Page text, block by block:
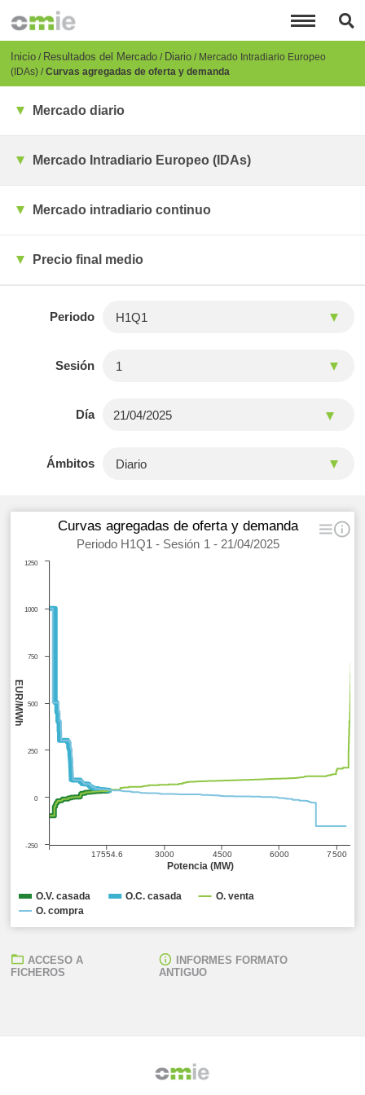
principal
Breadcrumb
Inicio Resultados del Mercado Diario Mercado Intradiario Europeo
(IDAs) Curvas agregadas de oferta y demanda
Mercado diario
Mercado Intradiario Europeo (IDAs)
Mercado intradiario continuo
Precio final medio
Periodo
Sesión
Día
Ámbitos
Potencia (MW)
EUR/MWh
Curvas agregadas de oferta y demanda
Periodo H1Q1 - Sesión 1 - 21/04/2025
17554.6 3000 4500 6000 7500
-250
0
250
500
750
1000
1250
O.V. casada O.C. casada O. venta
O. compra
ACCESO A
FICHEROS
INFORMES FORMATO
ANTIGUO